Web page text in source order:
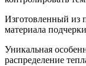
Изготовленный из
материала
Уникальная
распределение